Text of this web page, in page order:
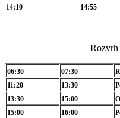
14:10
14:55
06:30 07:30
11:20
13:30
13:30
15:00
15:00
16:00